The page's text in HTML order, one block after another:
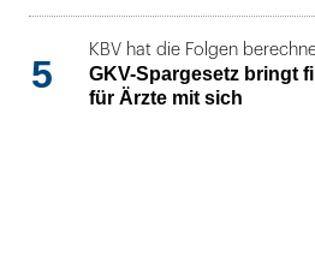
5
KBV hat die Folgen
GKV-Spargesetz bringt
für Ärzte mit sich